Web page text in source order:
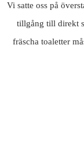
Vi satte oss på
tillgång till direkt
fräscha toaletter